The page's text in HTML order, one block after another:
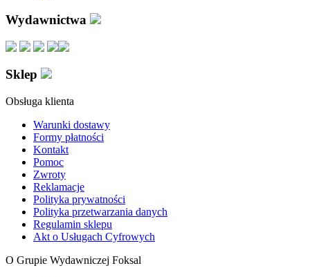
Wydawnictwa
Sklep
Obsługa klienta
Warunki dostawy
Formy płatności
Kontakt
Pomoc
Zwroty
Reklamacje
Polityka prywatności
Polityka przetwarzania danych
Regulamin sklepu
Akt o Usługach Cyfrowych
O Grupie Wydawniczej Foksal